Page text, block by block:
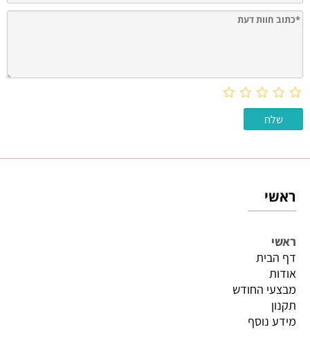
ראשי
ראשי
דף הבית
אודות
מבצעי החודש
תקנון
מידע נוסף